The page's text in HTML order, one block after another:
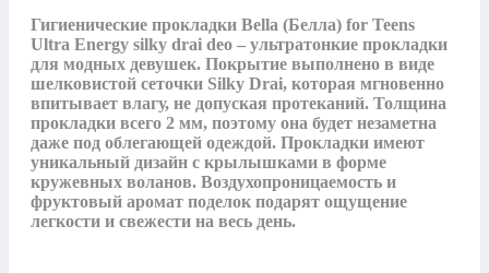
Гигиенические прокладки Bella (Белла) for Teens
Ultra Energy silky drai deo – ультратонкие прокладки
для модных девушек. Покрытие выполнено в виде
шелковистой сеточки Silky Drai, которая мгновенно
впитывает влагу, не допуская протеканий. Толщина
прокладки всего 2 мм, поэтому она будет незаметна
даже под облегающей одеждой. Прокладки имеют
уникальный дизайн с крылышками в форме
кружевных воланов. Воздухопроницаемость и
фруктовый аромат поделок подарят ощущение
легкости и свежести на весь день.